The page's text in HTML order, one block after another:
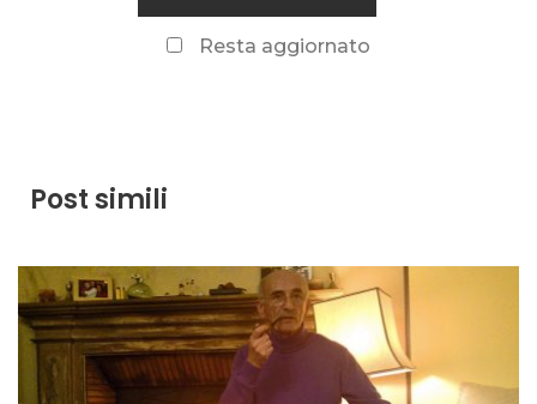
Resta aggiornato
Post simili